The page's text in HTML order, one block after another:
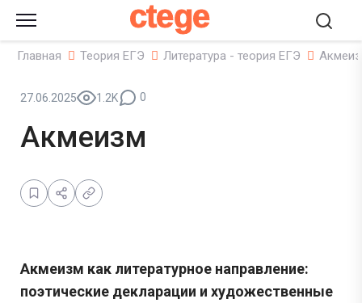
ctege
Главная Теория ЕГЭ Литература - теория ЕГЭ
27.06.2025 1.2K 0
Акмеизм
Акмеизм как литературное направление:
поэтические декларации и художественные